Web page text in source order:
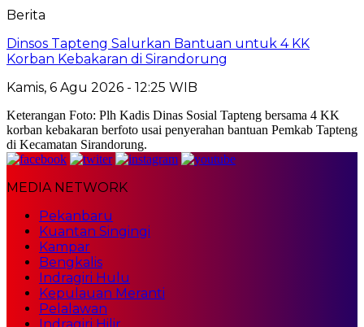
Berita
Dinsos Tapteng Salurkan Bantuan untuk 4 KK
Korban Kebakaran di Sirandorung
Kamis, 6 Agu 2026 - 12:25 WIB
Keterangan Foto: Plh Kadis Dinas Sosial Tapteng bersama 4 KK
korban kebakaran berfoto usai penyerahan bantuan Pemkab Tapteng
di Kecamatan Sirandorung.
MEDIA NETWORK
Pekanbaru
Kuantan Singingi
Kampar
Bengkalis
Indragiri Hulu
Kepulauan Meranti
Pelalawan